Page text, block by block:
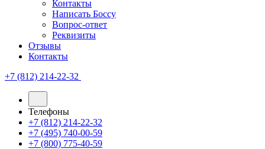
Контакты
Написать Боссу
Вопрос-ответ
Реквизиты
Отзывы
Контакты
+7 (812) 214-22-32
Телефоны
+7 (812) 214-22-32
+7 (495) 740-00-59
+7 (800) 775-40-59